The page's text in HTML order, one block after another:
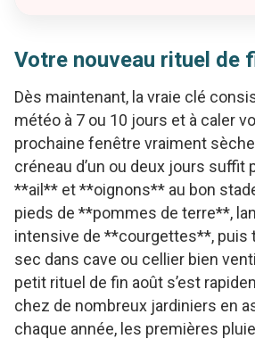
Votre nouveau rituel de
Dès maintenant, la vraie clé
météo à 7 ou 10 jours et à caler
prochaine fenêtre vraiment
créneau d’un ou deux jours suffit
**ail** et **oignons** au bon
pieds de **pommes de terre**,
intensive de **courgettes**, puis
sec dans cave ou cellier bien
petit rituel de fin août s’est
chez de nombreux jardiniers en
chaque année, les premières